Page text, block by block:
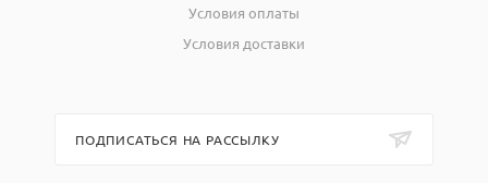
Условия оплаты
Условия доставки
ПОДПИСАТЬСЯ НА РАССЫЛКУ